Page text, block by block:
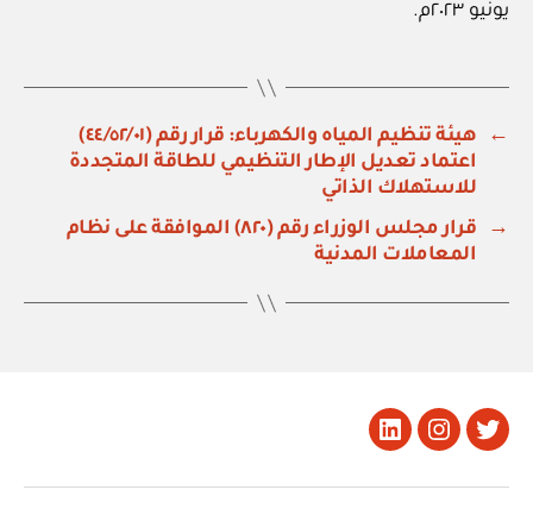
يونيو ٢٠٢٣م.
←
هيئة تنظيم المياه والكهرباء: قرار رقم (٤٤/٥٢/٠١)
اعتماد تعديل الإطار التنظيمي للطاقة المتجددة
للاستهلاك الذاتي
→
قرار مجلس الوزراء رقم (٨٢٠) الموافقة على نظام
المعاملات المدنية
تويتر Instagram
LinkedIn